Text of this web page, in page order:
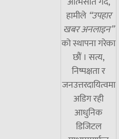
हामीले “उपहार
खबर अनलाइन”
को स्थापना गरेका
छौं । सत्य,
निष्पक्षता र
जनउत्तरदायित्वमा
अडिग रही
आधुनिक
डिजिटल